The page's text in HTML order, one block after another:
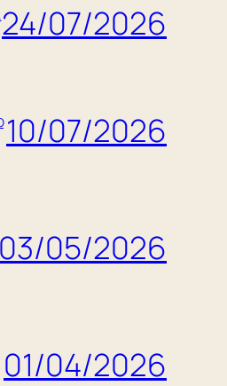
24/07/2026
10/07/2026
03/05/2026
01/04/2026